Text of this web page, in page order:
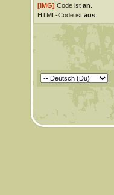
[IMG] Code ist an
HTML-Code ist aus.